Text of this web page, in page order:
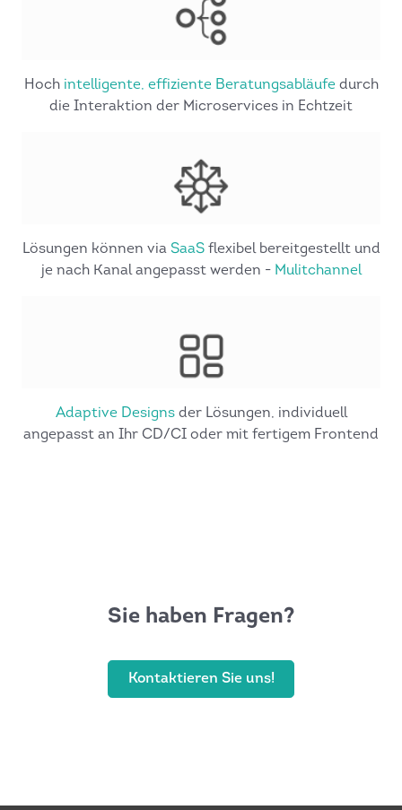
Hochintelligente, effiziente Beratungs­abläufe durch
die Interaktion der Microservices in Echtzeit
Lösungen können via SaaS flexibel bereitgestellt und
je nach Kanal angepasst werden - Mulitchannel
Adaptive Designsder Lösungen, individuell
angepasst an Ihr CD/CI oder mit fertigem Frontend
Sie haben Fragen?
Kontaktieren Sie uns!